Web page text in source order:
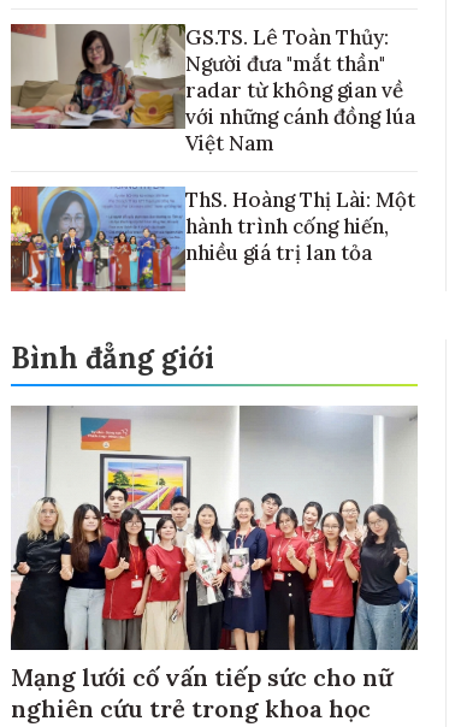
GS.TS. Lê Toàn Thủy:
Người đưa "mắt thần"
radar từ không gian về
với những cánh đồng lúa
Việt Nam
ThS. Hoàng Thị Lài: Một
hành trình cống hiến,
nhiều giá trị lan tỏa
Bình đẳng giới
Mạng lưới cố vấn tiếp sức cho nữ
nghiên cứu trẻ trong khoa học